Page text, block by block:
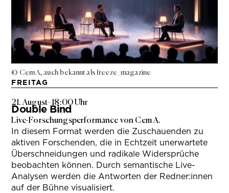
© Cem A, auch bekannt als freeze_magazine
FREITAG
21. August–18:00 Uhr
Double Bind
Live-Forschungsperformance von Cem A.
In diesem Format werden die Zuschauenden zu
aktiven Forschenden, die in Echtzeit unerwartete
Überschneidungen und radikale Widersprüche
beobachten können. Durch semantische Live-
Analysen werden die Antworten der Redner:innen
auf der Bühne visualisiert.